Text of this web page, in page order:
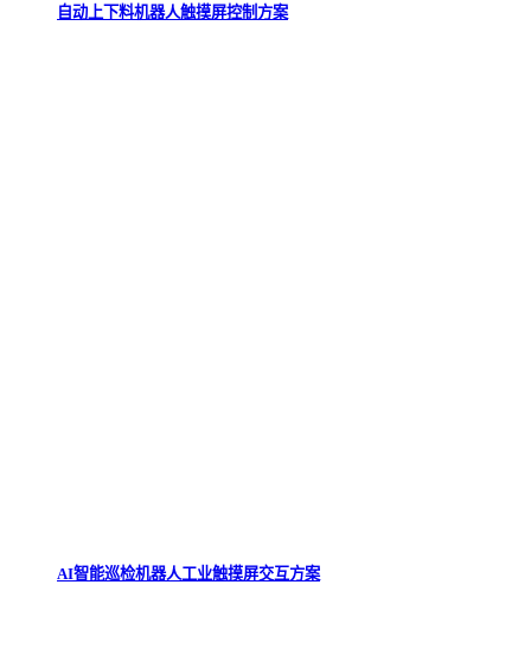
自动上下料机器人触摸屏控制方案
AI智能巡检机器人工业触摸屏交互方案